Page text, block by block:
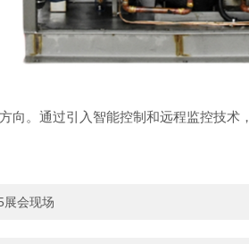
通过引入智能控制和远程监控技术
展会现场